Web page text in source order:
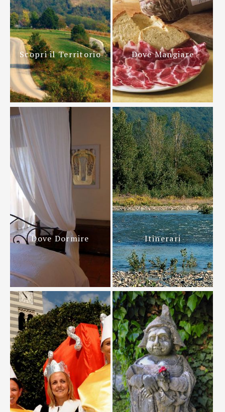
Scopri il Territorio Dove Mangiare
Dove Dormire Itinerari